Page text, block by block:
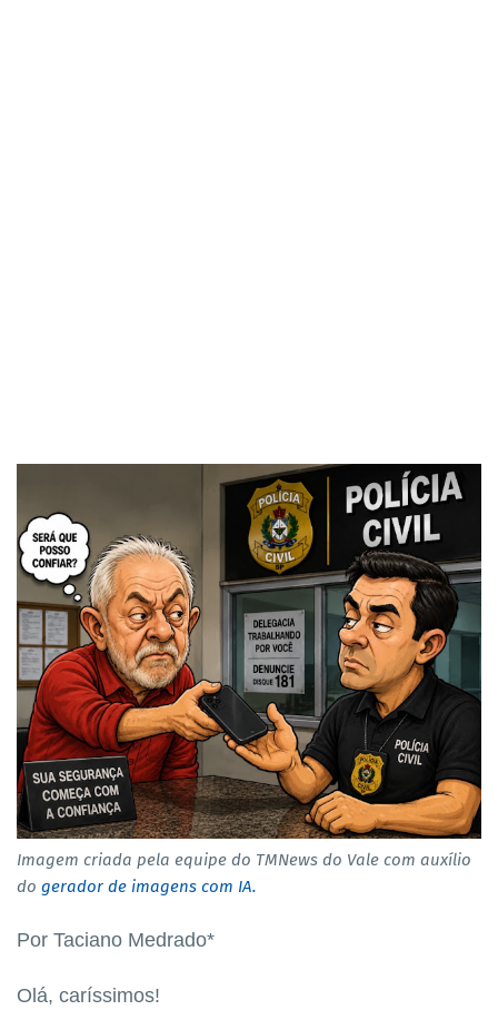
Imagem criada pela equipe do TMNews do Vale com auxílio
do gerador de imagens com IA.
Por Taciano Medrado*
Olá, caríssimos!